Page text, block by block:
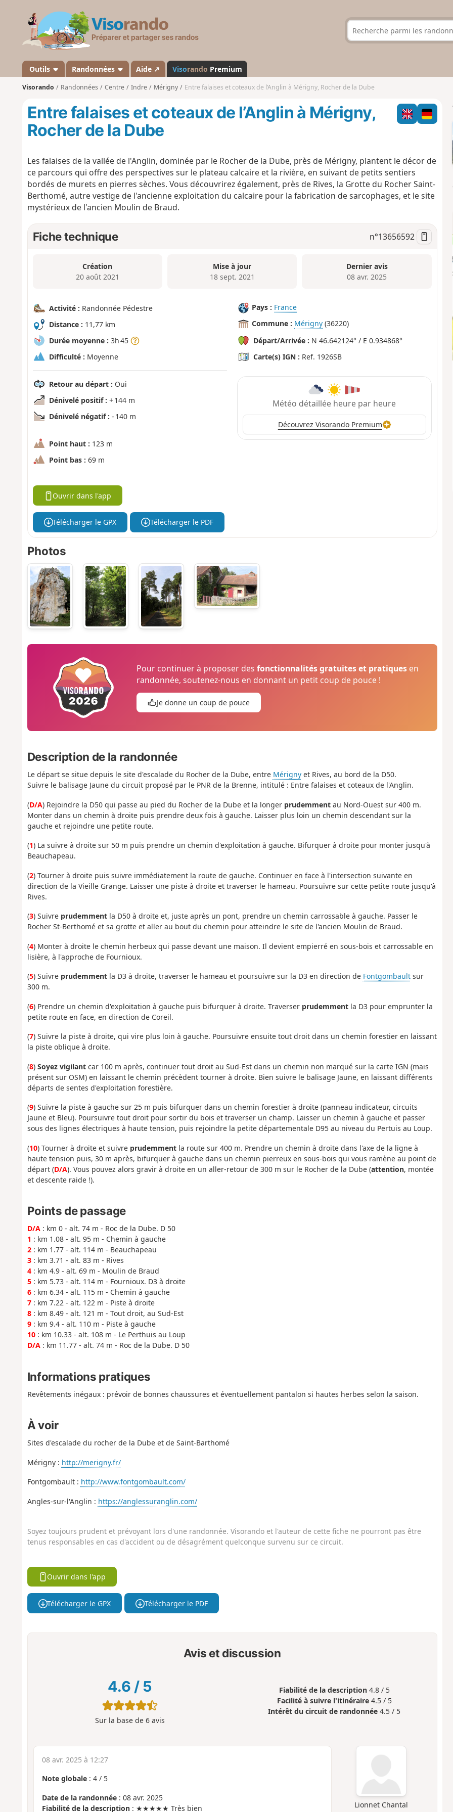
s
a
n
d
Outils Randonnées Aide ↗ Visorando Premium
Visorando Randonnées Centre Indre Mérigny Entre falaises et coteaux de l’Anglin à Mérigny, Rocher de la Dube
Entre falaises et coteaux de l’Anglin à Mérigny,
Rocher de la Dube
Les falaises de la vallée de l'Anglin, dominée par le Rocher de la Dube, près de Mérigny, plantent le décor de
ce parcours qui offre des perspectives sur le plateau calcaire et la rivière, en suivant de petits sentiers
bordés de murets en pierres sèches. Vous découvrirez également, près de Rives, la Grotte du Rocher Saint-
Berthomé, autre vestige de l'ancienne exploitation du calcaire pour la fabrication de sarcophages, et le site
mystérieux de l'ancien Moulin de Braud.
Fiche technique n°13656592
Création
20 août 2021
Mise à jour
18 sept. 2021
Dernier avis
08 avr. 2025
Activité : Randonnée Pédestre
Distance : 11,77 km
Durée moyenne : 3h 45
Difficulté : Moyenne
Retour au départ : Oui
Dénivelé positif : + 144 m
Dénivelé négatif : - 140 m
Point haut : 123 m
Point bas : 69 m
Pays : France
Commune : Mérigny (36220)
Départ/Arrivée : N 46.642124° / E 0.934868°
Carte(s) IGN : Ref. 1926SB
Météo détaillée heure par heure
Découvrez Visorando Premium
Ouvrir dans l'app
Télécharger le GPX Télécharger le PDF
Photos
Pour continuer à proposer desfonctionnalités gratuites et pratiques en
randonnée, soutenez-nous en donnant un petit coup de pouce !
Je donne un coup de pouce
Description de la randonnée
Le départ se situe depuis le site d'escalade du Rocher de la Dube, entre Mérignyet Rives, au bord de la D50.
Suivre le balisage Jaune du circuit proposé par le PNR de la Brenne, intitulé : Entre falaises et coteaux de l'Anglin.
(D/A) Rejoindre la D50 qui passe au pied du Rocher de la Dube et la longer prudemmentau Nord-Ouest sur 400 m.
Monter dans un chemin à droite puis prendre deux fois à gauche. Laisser plus loin un chemin descendant sur la
gauche et rejoindre une petite route.
(1) La suivre à droite sur 50 m puis prendre un chemin d'exploitation à gauche. Bifurquer à droite pour monter jusqu'à
Beauchapeau.
(2) Tourner à droite puis suivre immédiatement la route de gauche. Continuer en face à l'intersection suivante en
direction de la Vieille Grange. Laisser une piste à droite et traverser le hameau. Poursuivre sur cette petite route jusqu'à
Rives.
(3) Suivre prudemmentla D50 à droite et, juste après un pont, prendre un chemin carrossable à gauche. Passer le
Rocher St-Berthomé et sa grotte et aller au bout du chemin pour atteindre le site de l'ancien Moulin de Braud.
(4) Monter à droite le chemin herbeux qui passe devant une maison. Il devient empierré en sous-bois et carrossable en
lisière, à l'approche de Fournioux.
(5) Suivre prudemmentla D3 à droite, traverser le hameau et poursuivre sur la D3 en direction de Fontgombaultsur
300 m.
(6) Prendre un chemin d'exploitation à gauche puis bifurquer à droite. Traverser prudemmentla D3 pour emprunter la
petite route en face, en direction de Coreil.
(7) Suivre la piste à droite, qui vire plus loin à gauche. Poursuivre ensuite tout droit dans un chemin forestier en laissant
la piste oblique à droite.
(8) Soyez vigilantcar 100 m après, continuer tout droit au Sud-Est dans un chemin non marqué sur la carte IGN (mais
présent sur OSM) en laissant le chemin précèdent tourner à droite. Bien suivre le balisage Jaune, en laissant différents
départs de sentes d'exploitation forestière.
(9) Suivre la piste à gauche sur 25 m puis bifurquer dans un chemin forestier à droite (panneau indicateur, circuits
Jaune et Bleu). Poursuivre tout droit pour sortir du bois et traverser un champ. Laisser un chemin à gauche et passer
sous des lignes électriques à haute tension, puis rejoindre la petite départementale D95 au niveau du Pertuis au Loup.
(10) Tourner à droite et suivre prudemmentla route sur 400 m. Prendre un chemin à droite dans l'axe de la ligne à
haute tension puis, 30 m après, bifurquer à gauche dans un chemin pierreux en sous-bois qui vous ramène au point de
départ (D/A). Vous pouvez alors gravir à droite en un aller-retour de 300 m sur le Rocher de la Dube (attention, montée
et descente raide !).
Points de passage
D/A: km 0 - alt. 74 m - Roc de la Dube. D 50
1 : km 1.08 - alt. 95 m - Chemin à gauche
2: km 1.77 - alt. 114 m - Beauchapeau
3: km 3.71 - alt. 83 m - Rives
4: km 4.9 - alt. 69 m - Moulin de Braud
5: km 5.73 - alt. 114 m - Fournioux. D3 à droite
6: km 6.34 - alt. 115 m - Chemin à gauche
7: km 7.22 - alt. 122 m - Piste à droite
8: km 8.49 - alt. 121 m - Tout droit, au Sud-Est
9: km 9.4 - alt. 110 m - Piste à gauche
10: km 10.33 - alt. 108 m - Le Perthuis au Loup
D/A: km 11.77 - alt. 74 m - Roc de la Dube. D 50
Informations pratiques
Revêtements inégaux : prévoir de bonnes chaussures et éventuellement pantalon si hautes herbes selon la saison.
À voir
Sites d'escalade du rocher de la Dube et de Saint-Barthomé
Mérigny : http://merigny.fr/
Fontgombault : http://www.fontgombault.com/
Angles-sur-l'Anglin : https://anglessuranglin.com/
Soyez toujours prudent et prévoyant lors d'une randonnée. Visorando et l'auteur de cette fiche ne pourront pas être
tenus responsables en cas d'accident ou de désagrément quelconque survenu sur ce circuit.
Ouvrir dans l'app
Télécharger le GPX Télécharger le PDF
Avis et discussion
4.6 / 5
Sur la base de 6avis
Fiabilité de la description 4.8 / 5
Facilité à suivre l'itinéraire 4.5 / 5
Intérêt du circuit de randonnée 4.5 / 5
Lionnet Chantal
08 avr. 2025 à 12:27
Note globale: 4/ 5
Date de la randonnée: 08 avr. 2025
Fiabilité de la description: ★★★★★ Très bien